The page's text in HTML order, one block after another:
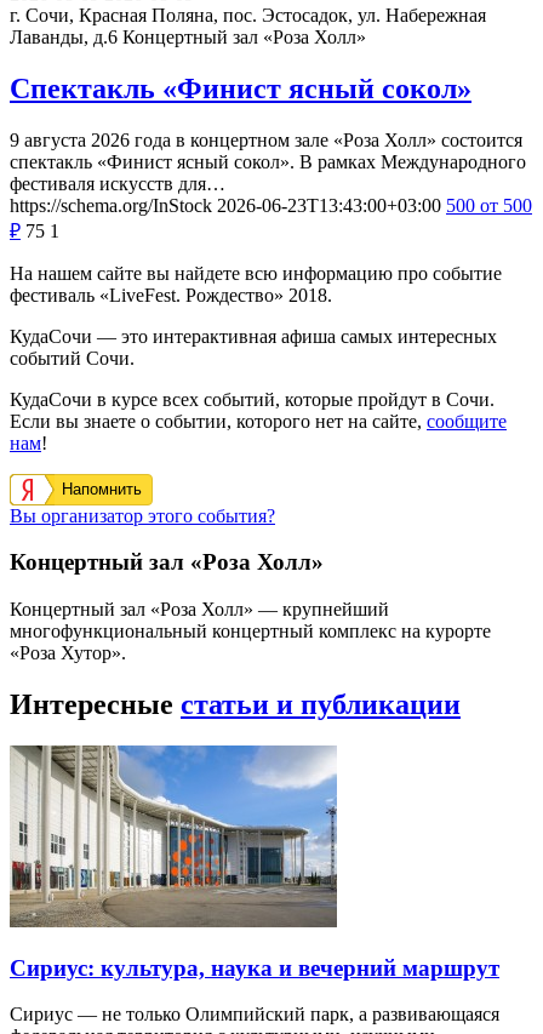
г. Сочи, Красная Поляна, пос. Эстосадок, ул. Набережная
Лаванды, д.6 Концертный зал «Роза Холл»
Спектакль «Финист ясный сокол»
9 августа 2026 года в концертном зале «Роза Холл» состоится
спектакль «Финист ясный сокол». В рамках Международного
фестиваля искусств для…
https://schema.org/InStock 2026-06-23T13:43:00+03:00 500 от 500
₽ 75 1
На нашем сайте вы найдете всю информацию про событие
фестиваль «LiveFest. Рождество» 2018.
КудаСочи — это интерактивная афиша самых интересных
событий Сочи.
КудаСочи в курсе всех событий, которые пройдут в Сочи.
Если вы знаете о событии, которого нет на сайте, сообщите
нам!
Напомнить
Вы организатор этого события?
Концертный зал «Роза Холл»
Концертный зал «Роза Холл» — крупнейший
многофункциональный концертный комплекс на курорте
«Роза Хутор».
Интересные статьи и публикации
Сириус: культура, наука и вечерний маршрут
Сириус — не только Олимпийский парк, а развивающаяся